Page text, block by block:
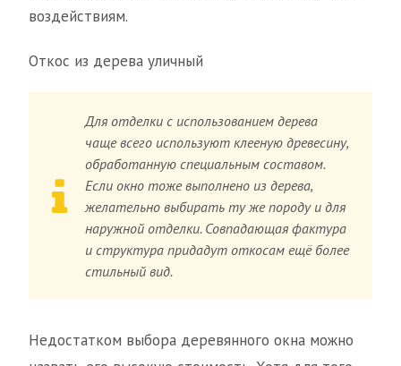
воздействиям.
Откос из дерева уличный
Для отделки с использованием дерева
чаще всего используют клееную древесину,
обработанную специальным составом.
Если окно тоже выполнено из дерева,
желательно выбирать ту же породу и для
наружной отделки. Совпадающая фактура
и структура придадут откосам ещё более
стильный вид.
Недостатком выбора деревянного окна можно